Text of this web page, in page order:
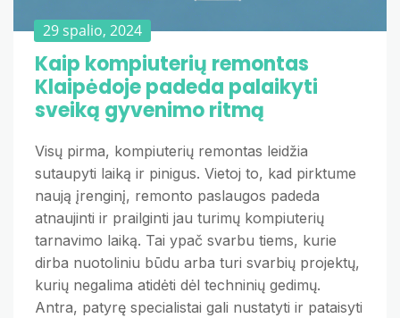
29 spalio, 2024
Kaip kompiuterių remontas
Klaipėdoje padeda palaikyti
sveiką gyvenimo ritmą
Visų pirma, kompiuterių remontas leidžia
sutaupyti laiką ir pinigus. Vietoj to, kad pirktume
naują įrenginį, remonto paslaugos padeda
atnaujinti ir prailginti jau turimų kompiuterių
tarnavimo laiką. Tai ypač svarbu tiems, kurie
dirba nuotoliniu būdu arba turi svarbių projektų,
kurių negalima atidėti dėl techninių gedimų.
Antra, patyrę specialistai gali nustatyti ir pataisyti